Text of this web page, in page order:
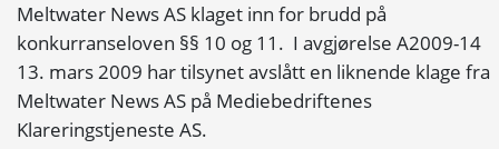
Meltwater News AS klaget inn for brudd på
konkurranseloven §§ 10 og 11. I avgjørelse A2009-14
13. mars 2009 har tilsynet avslått en liknende klage fra
Meltwater News AS på Mediebedriftenes
Klareringstjeneste AS.